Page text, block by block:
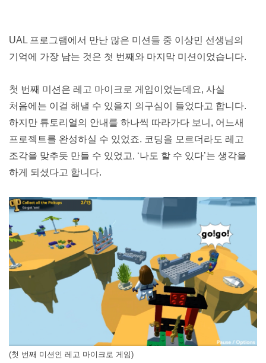
UAL 프로그램에서 만난 많은 미션들 중 이상민 선생님의
기억에 가장 남는 것은 첫 번째와 마지막 미션이었습니다.
첫 번째 미션은 레고 마이크로 게임이었는데요, 사실
처음에는 이걸 해낼 수 있을지 의구심이 들었다고 합니다.
하지만 튜토리얼의 안내를 하나씩 따라가다 보니, 어느새
프로젝트를 완성하실 수 있었죠. 코딩을 모르더라도 레고
조각을 맞추듯 만들 수 있었고, ‘나도 할 수 있다’는 생각을
하게 되셨다고 합니다.
(첫 번째 미션인 레고 마이크로 게임)